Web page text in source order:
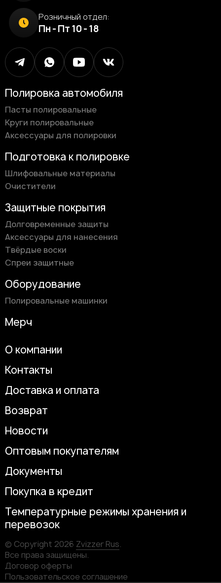
Розничный отдел:
Пн - Пт 10 - 18
Полировка автомобиля
Пасты полировальные
Круги полировальные
Аксессуары для полировки
Подготовка к полировке
Шлифовальные материалы
Очистители
Защитные покрытия
Долговременные защиты
Аксессуары для нанесения
Твёрдые воски
Спреи защитные
Оборудование
Полировальные машинки
Мерч
О компании
Контакты
Доставка и оплата
Возврат
Новости
Оптовым покупателям
Документы
Покупка в кредит
Температурные режимы хранения и
перевозок
© Copyright 2026 Zvizzer Rus.
Все права защищены.
Договор оферты
Пользовательское соглашение